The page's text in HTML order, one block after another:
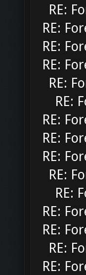
RE:
RE:
RE:
RE:
RE:
RE:
RE:
RE:
RE:
RE:
RE:
RE:
RE:
RE:
RE: